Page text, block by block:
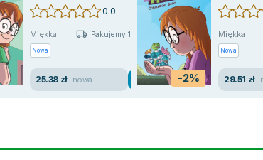
0.0
Miękka Pakujemy 10.08
Nowa
25.38 zł nowa -2%
Miękka
Nowa
29.51 zł